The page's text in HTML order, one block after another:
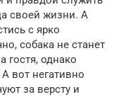
своей жизни. А
с ярко
собака не станет
гостя, однако
вот негативно
за версту и